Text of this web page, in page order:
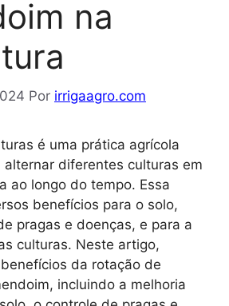
na
Por irrigaagro.com
é uma prática agrícola
alternar diferentes culturas em
ao longo do tempo. Essa
benefícios para o solo,
pragas e doenças, e para a
culturas. Neste artigo,
da rotação de
incluindo a melhoria